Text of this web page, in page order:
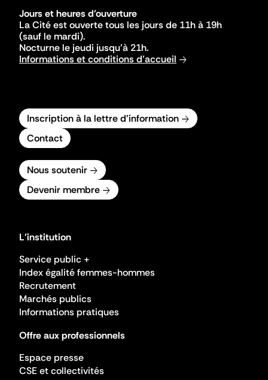
Jours et heures d'ouverture
La Cité est ouverte tous les jours de 11h à 19h
(sauf le mardi).
Nocturne le jeudi jusqu'à 21h.
Informations et conditions d'accueil
Inscription à la lettre d'information
Contact
Nous soutenir
Devenir membre
L'institution
Service public +
Index égalité femmes-hommes
Recrutement
Marchés publics
Informations pratiques
Offre aux professionnels
Espace presse
CSE et collectivités